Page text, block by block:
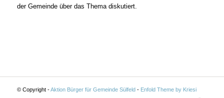
der Gemeinde über das Thema diskutiert.
© Copyright -Aktion Bürger für Gemeinde Sülfeld- Enfold Theme by Kriesi